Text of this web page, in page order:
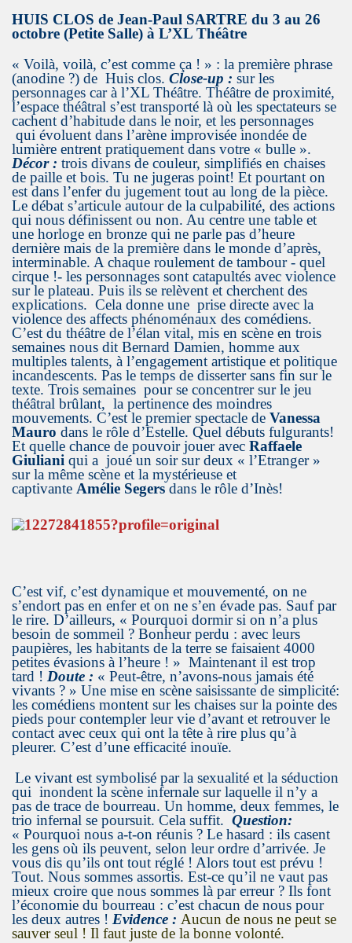
HUIS CLOS de Jean-Paul SARTRE du 3 au 26
octobre (Petite Salle) à L’XL Théâtre
« Voilà, voilà, c’est comme ça ! » : la première phrase
(anodine ?) de Huis clos. Close-up : sur les
personnages car à l’XL Théâtre. Théâtre de proximité,
l’espace théâtral s’est transporté là où les spectateurs se
cachent d’habitude dans le noir, et les personnages
qui évoluent dans l’arène improvisée inondée de
lumière entrent pratiquement dans votre « bulle ».
Décor : trois divans de couleur, simplifiés en chaises
de paille et bois. Tu ne jugeras point! Et pourtant on
est dans l’enfer du jugement tout au long de la pièce.
Le débat s’articule autour de la culpabilité, des actions
qui nous définissent ou non. Au centre une table et
une horloge en bronze qui ne parle pas d’heure
dernière mais de la première dans le monde d’après,
interminable. A chaque roulement de tambour - quel
cirque !- les personnages sont catapultés avec violence
sur le plateau. Puis ils se relèvent et cherchent des
explications. Cela donne une prise directe avec la
violence des affects phénoménaux des comédiens.
C’est du théâtre de l’élan vital, mis en scène en trois
semaines nous dit Bernard Damien, homme aux
multiples talents, à l’engagement artistique et politique
incandescents. Pas le temps de disserter sans fin sur le
texte. Trois semaines pour se concentrer sur le jeu
théâtral brûlant, la pertinence des moindres
mouvements. C’est le premier spectacle de Vanessa
Mauro dans le rôle d’Estelle. Quel débuts fulgurants!
Et quelle chance de pouvoir jouer avec Raffaele
Giuliani qui a joué un soir sur deux « l’Etranger »
sur la même scène et la mystérieuse et
captivante Amélie Segers dans le rôle d’Inès!
C’est vif, c’est dynamique et mouvementé, on ne
s’endort pas en enfer et on ne s’en évade pas. Sauf par
le rire. D’ailleurs, « Pourquoi dormir si on n’a plus
besoin de sommeil ? Bonheur perdu : avec leurs
paupières, les habitants de la terre se faisaient 4000
petites évasions à l’heure ! » Maintenant il est trop
tard ! Doute : « Peut-être, n’avons-nous jamais été
vivants ? » Une mise en scène saisissante de simplicité:
les comédiens montent sur les chaises sur la pointe des
pieds pour contempler leur vie d’avant et retrouver le
contact avec ceux qui ont la tête à rire plus qu’à
pleurer. C’est d’une efficacité inouïe.
Le vivant est symbolisé par la sexualité et la séduction
qui inondent la scène infernale sur laquelle il n’y a
pas de trace de bourreau. Un homme, deux femmes, le
trio infernal se poursuit. Cela suffit. Question:
« Pourquoi nous a-t-on réunis ? Le hasard : ils casent
les gens où ils peuvent, selon leur ordre d’arrivée. Je
vous dis qu’ils ont tout réglé ! Alors tout est prévu !
Tout. Nous sommes assortis. Est-ce qu’il ne vaut pas
mieux croire que nous sommes là par erreur ? Ils font
l’économie du bourreau : c’est chacun de nous pour
les deux autres ! Evidence : Aucun de nous ne peut se
sauver seul ! Il faut juste de la bonne volonté.